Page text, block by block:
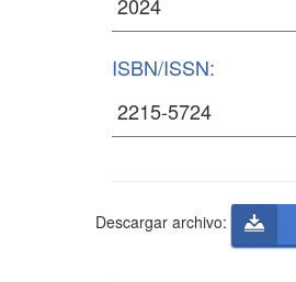
ISBN/ISSN:
Descargar archivo: